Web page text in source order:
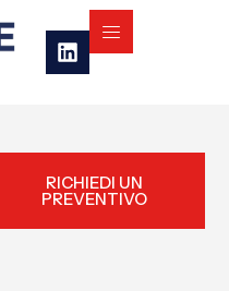
RICHIEDI UN
PREVENTIVO